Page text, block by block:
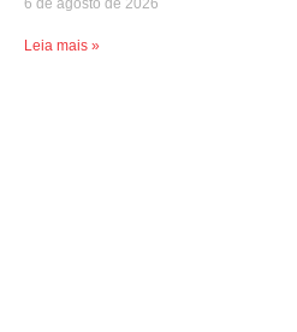
6 de agosto de 2026
Leia mais »